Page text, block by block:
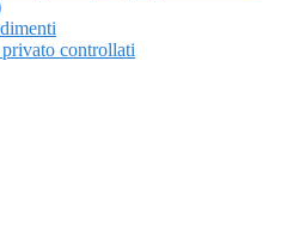
controllati